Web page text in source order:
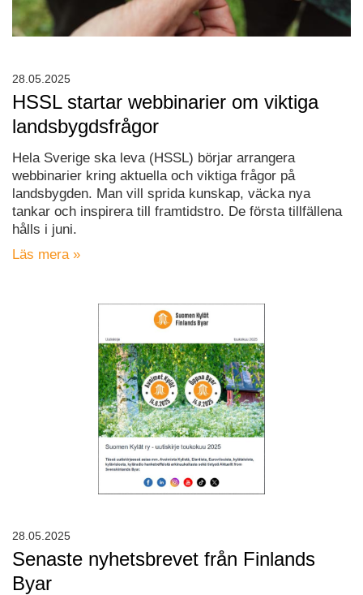
HSSL startar webbinarier om viktiga
landsbygdsfrågor
Hela Sverige ska leva (HSSL) börjar arrangera
webbinarier kring aktuella och viktiga frågor på
landsbygden. Man vill sprida kunskap, väcka nya
tankar och inspirera till framtidstro. De första tillfällena
hålls i juni.
Läs mera »
28.05.2025
Senaste nyhetsbrevet från Finlands
Byar
28.05.2025